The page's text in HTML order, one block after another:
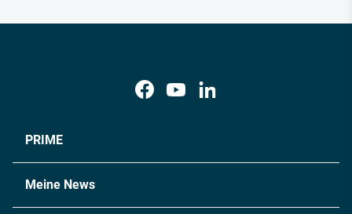
PRIME
Meine News